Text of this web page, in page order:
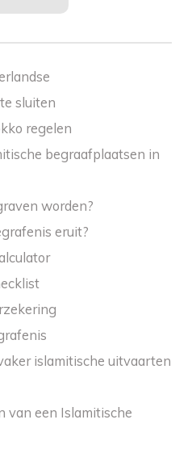
sluiten
regelen
begraafplaatsen in
worden?
eruit?
islamitische uitvaarten
van een Islamitische